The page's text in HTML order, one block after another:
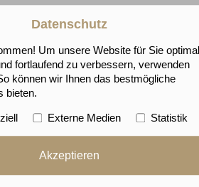
Datenschutz
Um unsere Website für Sie optimal
fortlaufend zu verbessern, verwenden
können wir Ihnen das bestmögliche
bieten.
Externe Medien Statistik
Akzeptieren